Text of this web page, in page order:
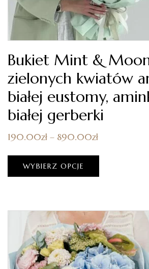
Bukiet Mint &
zielonych kwiatów
białej eustomy,
białej gerberki
190.00zł – 890.00zł
WYBIERZ OPCJE